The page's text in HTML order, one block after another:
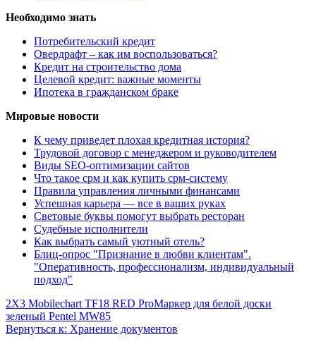
Необходимо знать
Потребительский кредит
Овердрафт – как им воспользоваться?
Кредит на строительство дома
Целевой кредит: важные моменты
Ипотека в гражданском браке
Мировые новости
К чему приведет плохая кредитная история?
Трудовой договор с менеджером и руководителем
Виды SEO-оптимизации сайтов
Что такое срм и как купить срм-систему
Правила управления личными финансами
Успешная карьера — все в ваших руках
Световые буквы помогут выбрать ресторан
Судебные исполнители
Как выбрать самый уютный отель?
Блиц-опрос "Признание в любви клиентам".
"Оперативность, профессионализм, индивидуальный
подход"
2X3 Mobilechart TF18 RED ProМаркер для белой доски
зеленый Pentel MW85
Вернуться к: Хранение документов